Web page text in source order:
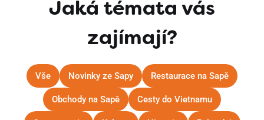
Jaká témata vás
zajímají?
Vše Novinky ze Sapy Restaurace na Sapě
Obchody na Sapě Cesty do Vietnamu